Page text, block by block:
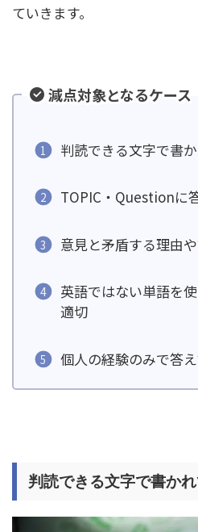
ていきます。
減点対象となるケース
判読できる文字で書
TOPIC・Questionに
意見と矛盾する理由
英語ではない単語を
適切
個人の経験のみで答
判読できる文字で書か